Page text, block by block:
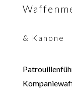
& Kanone